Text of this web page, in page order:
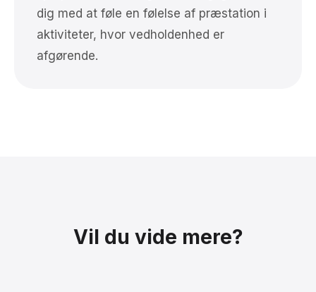
dig med at føle en følelse af præstation i
aktiviteter, hvor vedholdenhed er
afgørende.
Vil du vide mere?